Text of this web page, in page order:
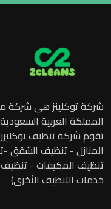
شركة توكلينز هي
المملكة العربية
تقوم شركة تنظيف
المنازل - تنظيف الشقق
تنظيف المكيفات - تنظيف
خدمات التنظيف الأخرى)